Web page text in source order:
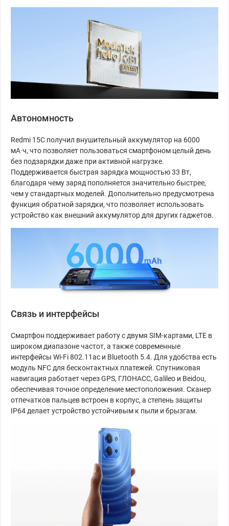
Автономность
Redmi 15C получил внушительный аккумулятор на 6000
мА·ч, что позволяет пользоваться смартфоном целый день
без подзарядки даже при активной нагрузке.
Поддерживается быстрая зарядка мощностью 33 Вт,
благодаря чему заряд пополняется значительно быстрее,
чем у стандартных моделей. Дополнительно предусмотрена
функция обратной зарядки, что позволяет использовать
устройство как внешний аккумулятор для других гаджетов.
Связь и интерфейсы
Смартфон поддерживает работу с двумя SIM-картами, LTE в
широком диапазоне частот, а также современные
интерфейсы Wi-Fi 802.11ac и Bluetooth 5.4. Для удобства есть
модуль NFC для бесконтактных платежей. Спутниковая
навигация работает через GPS, ГЛОНАСС, Galileo и Beidou,
обеспечивая точное определение местоположения. Сканер
отпечатков пальцев встроен в корпус, а степень защиты
IP64 делает устройство устойчивым к пыли и брызгам.